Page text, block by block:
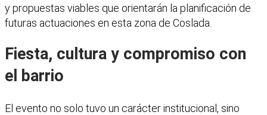
y propuestas viables que orientarán la planificación de
futuras actuaciones en esta zona de Coslada.
Fiesta, cultura y compromiso con
el barrio
El evento no solo tuvo un carácter institucional, sino